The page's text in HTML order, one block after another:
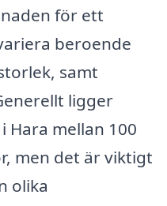
för ett
beroende
samt
ligger
Hara mellan 100
men det är viktigt
olika